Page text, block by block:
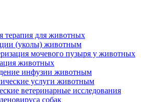
терапия для животных
(уколы) животным
мочевого пузыря у животных
животных
инфузии животным
услуги животным
ветеринарные исследования
собак